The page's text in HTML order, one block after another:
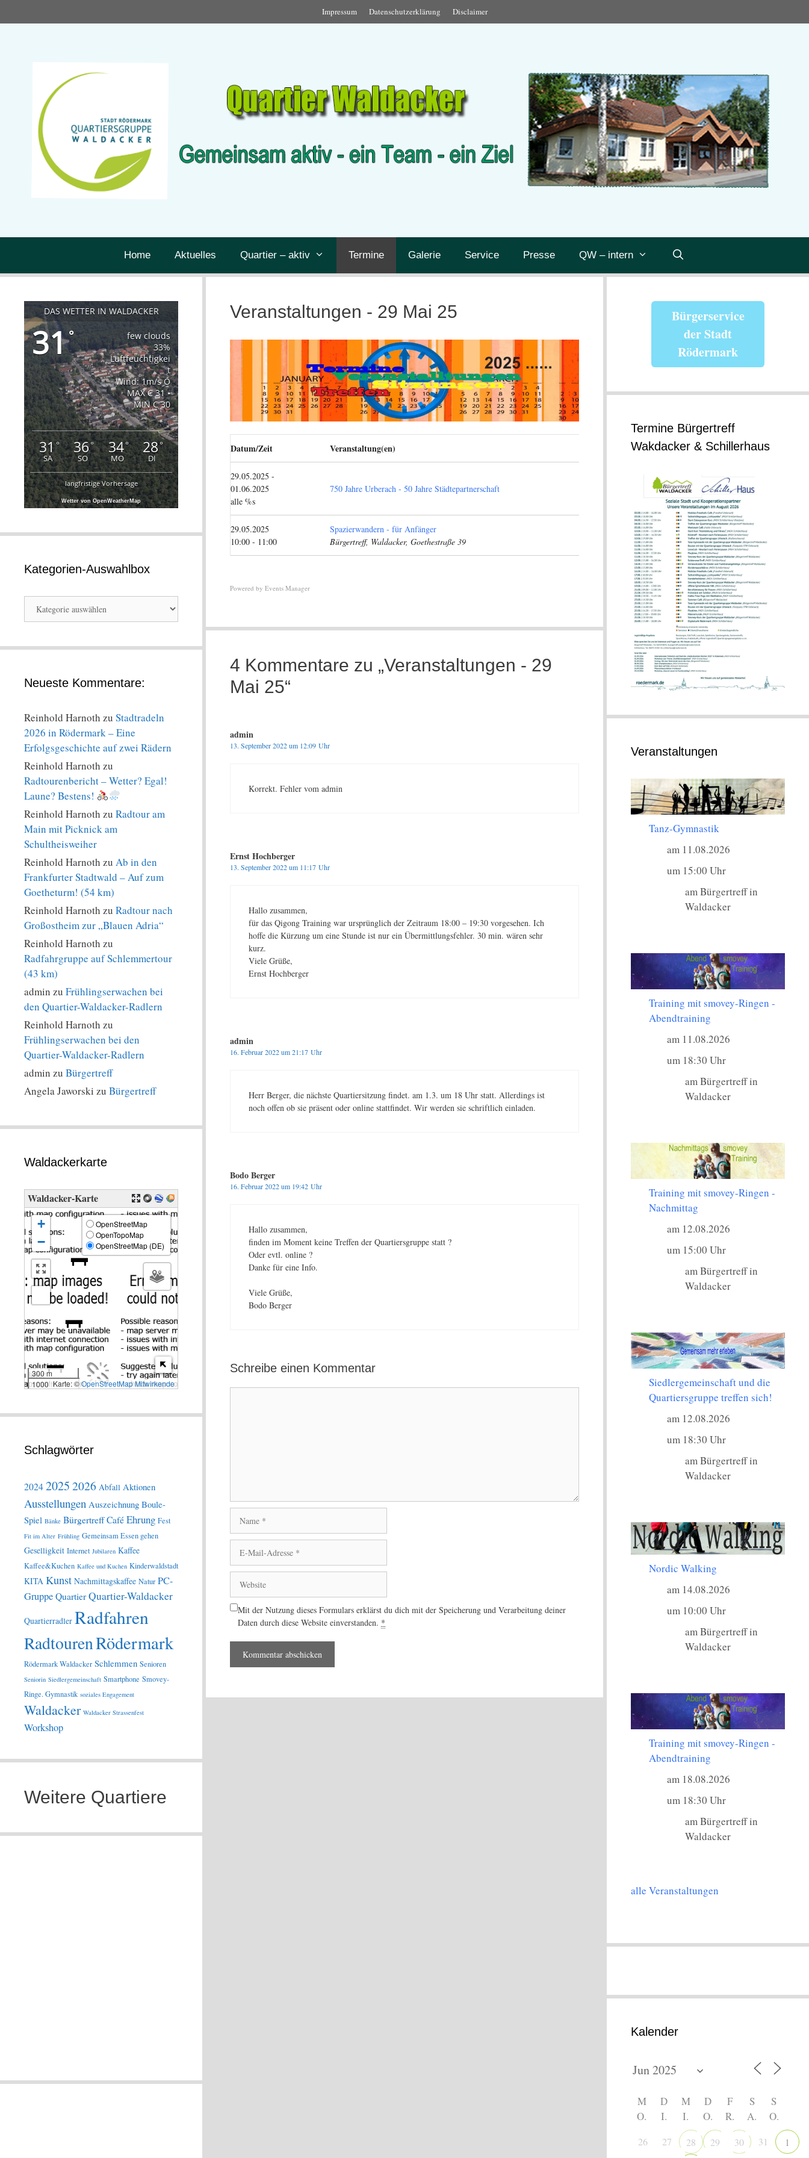
Impressum Datenschutzerklärung Disclaimer
Home Aktuelles Quartier – aktiv Termine Galerie Service Presse QW – intern
Veranstaltungen - 29 Mai 25
Datum/Zeit Veranstaltung(en)
29.05.2025 -
01.06.2025
alle %s
750 Jahre Urberach - 50 Jahre Städtepartnerschaft
29.05.2025
10:00 - 11:00
Spazierwandern - für Anfänger
Bürgertreff, Waldacker, Goethestraße 39
Powered by Events Manager
4 Kommentare zu „Veranstaltungen - 29
Mai 25“
admin
13. September 2022 um 12:09 Uhr
Korrekt. Fehler vom admin
Ernst Hochberger
13. September 2022 um 11:17 Uhr
Hallo zusammen,
für das Qigong Training war ursprünglich der Zeitraum 18:00 – 19:30 vorgesehen. Ich
hoffe die Kürzung um eine Stunde ist nur ein Übermittlungsfehler. 30 min. wären sehr
kurz.
Viele Grüße,
Ernst Hochberger
admin
16. Februar 2022 um 21:17 Uhr
Herr Berger, die nächste Quartiersitzung findet. am 1.3. um 18 Uhr statt. Allerdings ist
noch offen ob sie präsent oder online stattfindet. Wir werden sie schriftlich einladen.
Bodo Berger
16. Februar 2022 um 19:42 Uhr
Hallo zusammen,
finden im Moment keine Treffen der Quartiersgruppe statt ?
Oder evtl. online ?
Danke für eine Info.
Viele Grüße,
Bodo Berger
Schreibe einen Kommentar
Mail-
Adresse
Mit der Nutzung dieses Formulars erklärst du dich mit der Speicherung und Verarbeitung deiner
Daten durch diese Website einverstanden. *
DAS WETTER IN WALDACKER
31°
few clouds
33%
Luftfeuchtigkei
t
Wind: 1m/s O
MAX C 31 •
MIN C 30
31°
SA
36°
SO
34°
MO
28°
DI
langfristige Vorhersage
Wetter von OpenWeatherMap
Kategorien-Auswahlbox
Kategorien-
Auswahlbox
Neueste Kommentare:
Reinhold Harnoth zu Stadtradeln
2026 in Rödermark – Eine
Erfolgsgeschichte auf zwei Rädern
Reinhold Harnoth zu
Radtourenbericht – Wetter? Egal!
Laune? Bestens!
Reinhold Harnoth zu Radtour am
Main mit Picknick am
Schultheisweiher
Reinhold Harnoth zu Ab in den
Frankfurter Stadtwald – Auf zum
Goetheturm! (54 km)
Reinhold Harnoth zu Radtour nach
Großostheim zur „Blauen Adria“
Reinhold Harnoth zu
Radfahrgruppe auf Schlemmertour
(43 km)
admin zu Frühlingserwachen bei
den Quartier-Waldacker-Radlern
Reinhold Harnoth zu
Frühlingserwachen bei den
Quartier-Waldacker-Radlern
admin zu Bürgertreff
Angela Jaworski zu Bürgertreff
Waldackerkarte
Waldacker-Karte
+
−
OpenStreetMap
OpenTopoMap
OpenStreetMap (DE)
300 m
1000 ftKarte: ©OpenStreetMap Mitwirkende
Schlagwörter
202420252026 Abfall Aktionen
Ausstellungen Auszeichnung Boule-
Spiel Bänke BürgertreffCaféEhrung Fest
Fit im Alter Frühling Gemeinsam Essen gehen
Geselligkeit Internet Jubilaren Kaffee
Kaffee&Kuchen Kaffee und Kuchen Kinderwaldstadt
KITA Kunst Nachmittagskaffee Natur PC-
GruppeQuartierQuartier-Waldacker
Quartierradler Radfahren
RadtourenRödermark
Rödermark Waldacker Schlemmen Senioren
Seniorin Siedlergemeinschaft Smartphone Smovey-
Ringe. Gymnastik soziales Engagement
Waldacker Waldacker Strassenfest
Workshop
Weitere Quartiere
Bürgerservice
der Stadt
Rödermark
Termine Bürgertreff
Wakdacker & Schillerhaus
Veranstaltungen
Tanz-Gymnastik
am 11.08.2026
um 15:00 Uhr
am Bürgertreff in
Waldacker
Training mit smovey-Ringen -
Abendtraining
am 11.08.2026
um 18:30 Uhr
am Bürgertreff in
Waldacker
Training mit smovey-Ringen -
Nachmittag
am 12.08.2026
um 15:00 Uhr
am Bürgertreff in
Waldacker
Siedlergemeinschaft und die
Quartiersgruppe treffen sich!
am 12.08.2026
um 18:30 Uhr
am Bürgertreff in
Waldacker
Nordic Walking
am 14.08.2026
um 10:00 Uhr
am Bürgertreff in
Waldacker
Training mit smovey-Ringen -
Abendtraining
am 18.08.2026
um 18:30 Uhr
am Bürgertreff in
Waldacker
alle Veranstaltungen
Kalender
M
O.
D
I.
M
I.
D
O.
F
R.
S
A.
S
O.
26 27 28 29 30 31 1